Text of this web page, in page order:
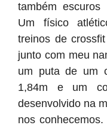
também
Um físico
treinos de
junto com meu
um puta de um
1,84m e um
desenvolvido na
nos